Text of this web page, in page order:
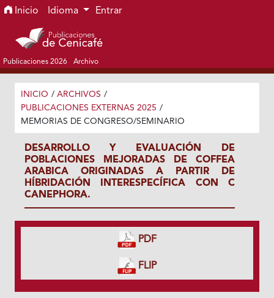
Ir al menú de navegación principal
Ir al contenido principal
Ir al pie de página del sitio
Inicio Idioma Entrar
Publicaciones 2026 Archivo
INICIO / ARCHIVOS /
PUBLICACIONES EXTERNAS 2025 /
MEMORIAS DE CONGRESO/SEMINARIO
DESARROLLO Y EVALUACIÓN DE
POBLACIONES MEJORADAS DE COFFEA
ARABICA ORIGINADAS A PARTIR DE
HÍBRIDACIÓN INTERESPECÍFICA CON C
CANEPHORA.
PDF
FLIP